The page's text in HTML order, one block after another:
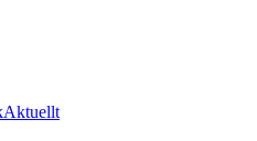
Aktuellt